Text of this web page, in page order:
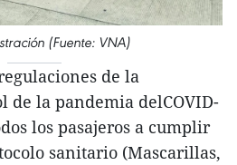
(Fuente: VNA)
de la
de la pandemia delCOVID-
los pasajeros a cumplir
sanitario (Mascarillas,